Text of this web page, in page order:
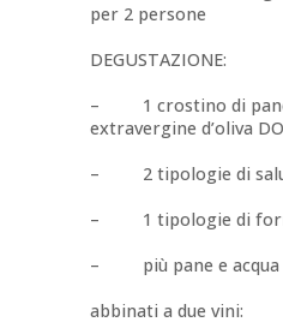
per 2 persone
DEGUSTAZIONE:
– 1 crostino di
extravergine d’oliva
– 2 tipologie di
– 1 tipologie di
– più pane e acqua
abbinati a due vini: